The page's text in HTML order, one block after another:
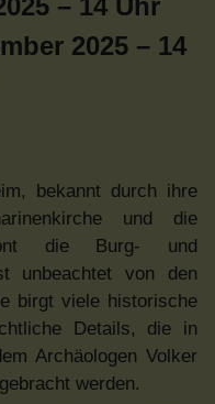
– 14 Uhr
2025 – 14
bekannt durch ihre
und die
die Burg- und
unbeachtet von den
birgt viele historische
Details, die in
Archäologen Volker
werden.